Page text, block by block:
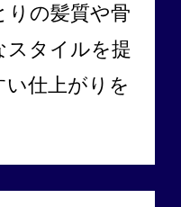
りの髪質や骨
スタイルを提
い仕上がりを